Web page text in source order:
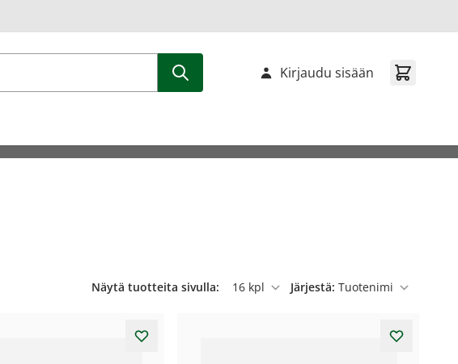
Kirjaudu sisään
Näytä tuotteita sivulla:
per sivu
Järjestä: